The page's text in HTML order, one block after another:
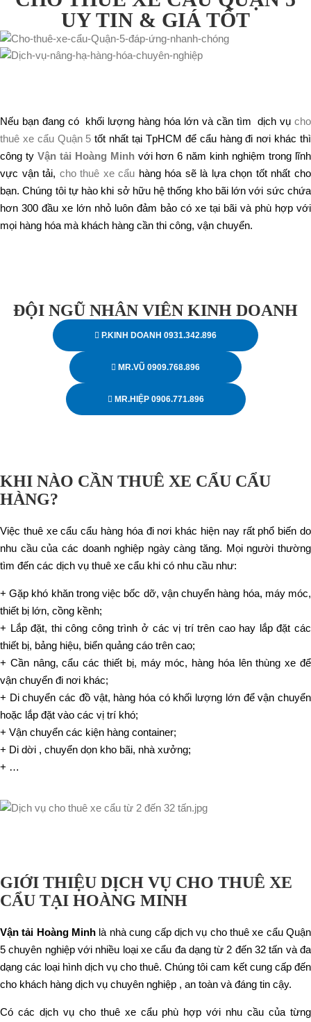
UY TIN & GIÁ TỐT
Nếu bạn đang có khối lượng hàng hóa lớn và cần tìm dịch vụ cho
thuê xe cẩu Quận 5 tốt nhất tại TpHCM để cẩu hàng đi nơi khác thì
công ty Vận tải Hoàng Minhvới hơn 6 năm kinh nghiệm trong lĩnh
vực vận tải, cho thuê xe cẩu hàng hóa sẽ là lựa chọn tốt nhất cho
bạn. Chúng tôi tự hào khi sở hữu hệ thống kho bãi lớn với sức chứa
hơn 300 đầu xe lớn nhỏ luôn đảm bảo có xe tại bãi và phù hợp với
mọi hàng hóa mà khách hàng cần thi công, vận chuyển.
ĐỘI NGŨ NHÂN VIÊN KINH DOANH
P.KINH DOANH 0931.342.896
MR.VŨ 0909.768.896
MR.HIỆP 0906.771.896
KHI NÀO CẦN THUÊ XE CẨU CẨU
HÀNG?
Việc thuê xe cẩu cẩu hàng hóa đi nơi khác hiện nay rất phổ biến do
nhu cầu của các doanh nghiệp ngày càng tăng. Mọi người thường
tìm đến các dịch vụ thuê xe cẩu khi có nhu cầu như:
+ Gặp khó khăn trong việc bốc dỡ, vận chuyển hàng hóa, máy móc,
thiết bị lớn, cồng kềnh;
+ Lắp đặt, thi công công trình ở các vị trí trên cao hay lắp đặt các
thiết bị, bảng hiệu, biển quảng cáo trên cao;
+ Cần nâng, cẩu các thiết bị, máy móc, hàng hóa lên thùng xe để
vận chuyển đi nơi khác;
+ Di chuyển các đồ vật, hàng hóa có khối lượng lớn để vận chuyển
hoặc lắp đặt vào các vị trí khó;
+ Vận chuyển các kiện hàng container;
+ Di dời , chuyển dọn kho bãi, nhà xưởng;
+ …
GIỚI THIỆU DỊCH VỤ CHO THUÊ XE
CẨU TẠI HOÀNG MINH
Vận tải Hoàng Minh là nhà cung cấp dịch vụ cho thuê xe cẩu Quận
5 chuyên nghiệp với nhiều loại xe cẩu đa dạng từ 2 đến 32 tấn và đa
dạng các loại hình dịch vụ cho thuê. Chúng tôi cam kết cung cấp đến
cho khách hàng dịch vụ chuyên nghiệp , an toàn và đáng tin cậy.
Có các dịch vụ cho thuê xe cẩu phù hợp với nhu cầu của từng